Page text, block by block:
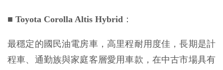
■ Toyota Corolla Altis Hybrid ：
最穩定的國民油電房車，高里程耐用度佳，長期是計
程車、通勤族與家庭客層愛用車款，在中古市場具有